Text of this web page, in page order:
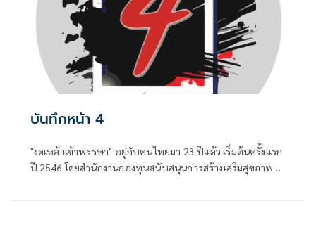
บันทึกหน้า 4
"งดเหล้าเข้าพรรษา" อยู่กับคนไทยมา 23 ปีแล้ว เริ่มต้นครั้งแรก
ปี 2546 โดยสำนักงานกองทุนสนับสนุนการสร้างเสริมสุขภาพ